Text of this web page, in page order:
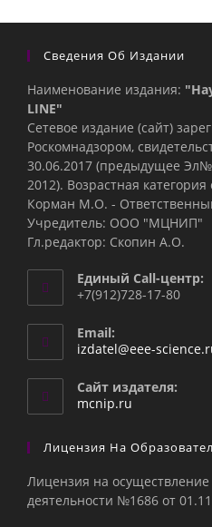
Сведения Об Издании
Наименование издания:
LINE"
Сетевое издание (сайт)
Роскомнадзором,
30.06.2017 (предыдущее
2012). Возрастная категория
Корман М.О. -
Учредитель: ООО "МЦНИП"
Гл.редактор: Скопин А.О.
Единый Call-центр:
+7(912)728-17-80
Email:
izdatel@eee-
Сайт издателя:
mcnip.ru
Лицензия На
Лицензия на осуществление
деятельности №1686 от